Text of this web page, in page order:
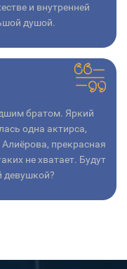
и внутренней
душой.
братом. Яркий
одна актирса,
прекрасная
не хватает. Будут
девушкой?